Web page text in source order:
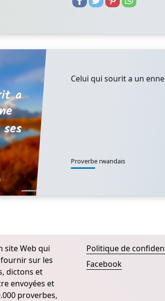
Celui qui sourit a un
Proverbe rwandais
site Web qui
sur les
dictons et
envoyées et
proverbes,
Politique de
Facebook